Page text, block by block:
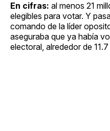
En cifras: al menos 21
elegibles para votar. Y
comando de la líder
aseguraba que ya había
electoral, alrededor de